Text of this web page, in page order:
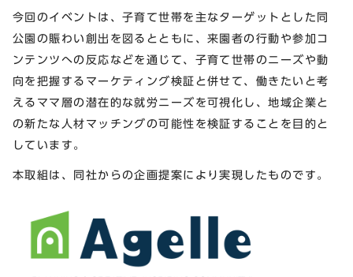
今回のイベントは、子育て世帯を主なターゲットとした同
公園の賑わい創出を図るとともに、来園者の行動や参加コ
ンテンツへの反応などを通じて、子育て世帯のニーズや動
向を把握するマーケティング検証と併せて、働きたいと考
えるママ層の潜在的な就労ニーズを可視化し、地域企業と
の新たな人材マッチングの可能性を検証することを目的と
しています。
本取組は、同社からの企画提案により実現したものです。